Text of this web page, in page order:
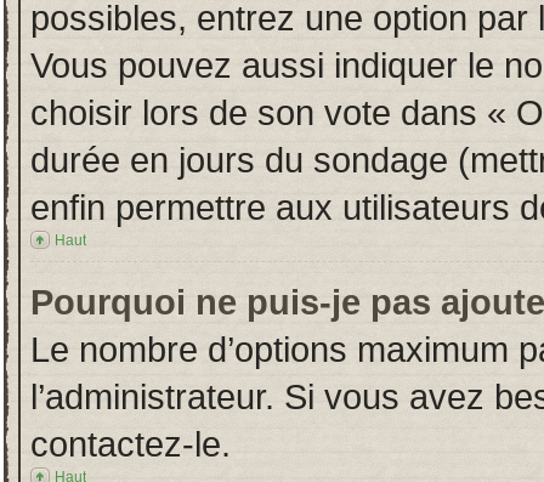
possibles, entrez une option
Vous pouvez aussi indiquer le
choisir lors de son vote dans «
durée en jours du sondage
enfin permettre aux utilisateurs
Haut
Pourquoi ne puis-je pas
Le nombre d’options maximum
l’administrateur. Si vous avez
contactez-le.
Haut